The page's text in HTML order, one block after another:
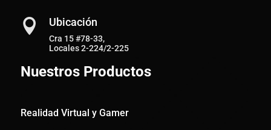
 Ubicación
Cra 15 #78-33,
Locales 2-224/2-225
Nuestros Productos
Realidad Virtual y Gamer